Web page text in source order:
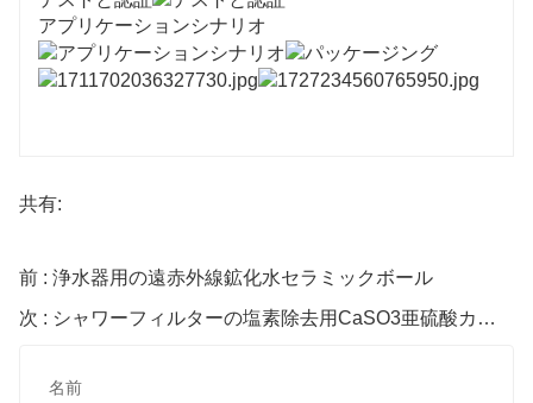
アプリケーションシナリオ
共有:
前 : 浄水器用の遠赤外線鉱化水セラミックボール
次 : シャワーフィルターの塩素除去用CaSO3亜硫酸カルシウムセラミックボール
名前